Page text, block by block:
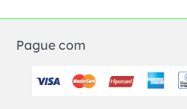
Pague com